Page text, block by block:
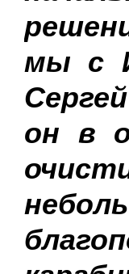
мы с
он в